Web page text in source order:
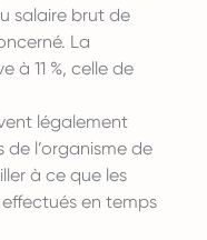
salaire brut de
La
à 11 %, celle de
légalement
de l’organisme de
à ce que les
en temps